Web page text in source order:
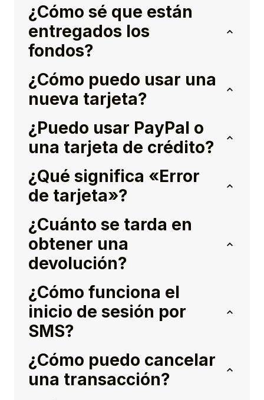
¿Cómo sé que están
entregados los
fondos?
¿Cómo puedo usar una
nueva tarjeta?
¿Puedo usar PayPal o
una tarjeta de crédito?
¿Qué significa «Error
de tarjeta»?
¿Cuánto se tarda en
obtener una
devolución?
¿Cómo funciona el
inicio de sesión por
SMS?
¿Cómo puedo cancelar
una transacción?